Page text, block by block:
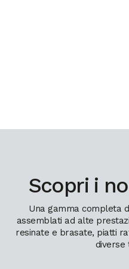
Scopri i
Una gamma completa
assemblati ad alte
resinate e brasate, piatti
diverse